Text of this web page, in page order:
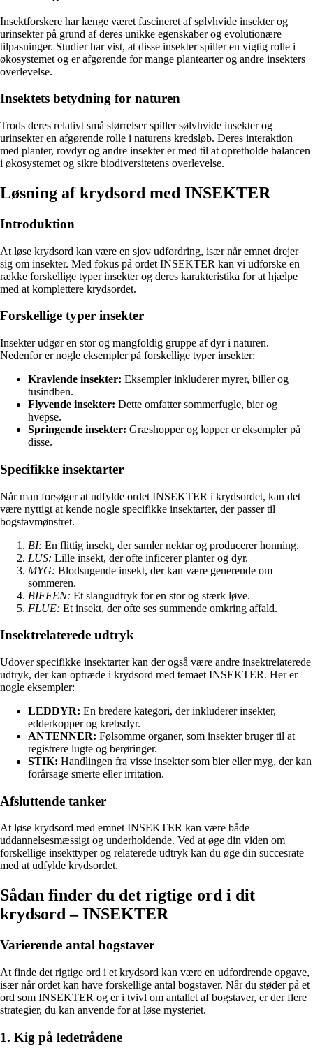
Insektforskere har længe været fascineret af sølvhvide insekter og
urinsekter på grund af deres unikke egenskaber og evolutionære
tilpasninger. Studier har vist, at disse insekter spiller en vigtig rolle i
økosystemet og er afgørende for mange plantearter og andre insekters
overlevelse.
Insektets betydning for naturen
Trods deres relativt små størrelser spiller sølvhvide insekter og
urinsekter en afgørende rolle i naturens kredsløb. Deres interaktion
med planter, rovdyr og andre insekter er med til at opretholde balancen
i økosystemet og sikre biodiversitetens overlevelse.
Løsning af krydsord med INSEKTER
Introduktion
At løse krydsord kan være en sjov udfordring, især når emnet drejer
sig om insekter. Med fokus på ordet INSEKTER kan vi udforske en
række forskellige typer insekter og deres karakteristika for at hjælpe
med at komplettere krydsordet.
Forskellige typer insekter
Insekter udgør en stor og mangfoldig gruppe af dyr i naturen.
Nedenfor er nogle eksempler på forskellige typer insekter:
Kravlende insekter: Eksempler inkluderer myrer, biller og
tusindben.
Flyvende insekter: Dette omfatter sommerfugle, bier og
hvepse.
Springende insekter: Græshopper og lopper er eksempler på
disse.
Specifikke insektarter
Når man forsøger at udfylde ordet INSEKTER i krydsordet, kan det
være nyttigt at kende nogle specifikke insektarter, der passer til
bogstavmønstret.
BI: En flittig insekt, der samler nektar og producerer honning.
LUS: Lille insekt, der ofte inficerer planter og dyr.
MYG: Blodsugende insekt, der kan være generende om
sommeren.
BIFFEN: Et slangudtryk for en stor og stærk løve.
FLUE: Et insekt, der ofte ses summende omkring affald.
Insektrelaterede udtryk
Udover specifikke insektarter kan der også være andre insektrelaterede
udtryk, der kan optræde i krydsord med temaet INSEKTER. Her er
nogle eksempler:
LEDDYR: En bredere kategori, der inkluderer insekter,
edderkopper og krebsdyr.
ANTENNER: Følsomme organer, som insekter bruger til at
registrere lugte og berøringer.
STIK: Handlingen fra visse insekter som bier eller myg, der kan
forårsage smerte eller irritation.
Afsluttende tanker
At løse krydsord med emnet INSEKTER kan være både
uddannelsesmæssigt og underholdende. Ved at øge din viden om
forskellige insekttyper og relaterede udtryk kan du øge din succesrate
med at udfylde krydsordet.
Sådan finder du det rigtige ord i dit
krydsord – INSEKTER
Varierende antal bogstaver
At finde det rigtige ord i et krydsord kan være en udfordrende opgave,
især når ordet kan have forskellige antal bogstaver. Når du støder på et
ord som INSEKTER og er i tvivl om antallet af bogstaver, er der flere
strategier, du kan anvende for at løse mysteriet.
1. Kig på ledetrådene